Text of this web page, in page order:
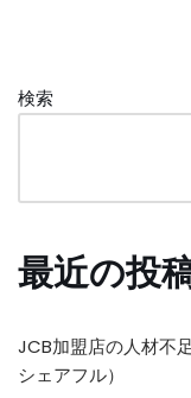
検索
最近の投
JCB加盟店の人材不
シェアフル）